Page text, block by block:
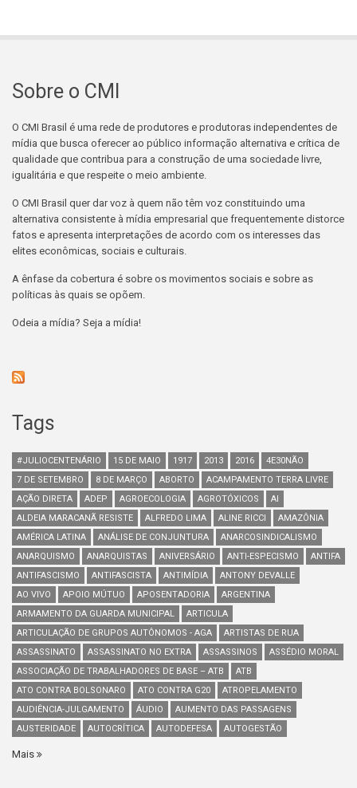
Sobre o CMI
O CMI Brasil é uma rede de produtores e produtoras independentes de
mídia que busca oferecer ao público informação alternativa e crítica de
qualidade que contribua para a construção de uma sociedade livre,
igualitária e que respeite o meio ambiente.
O CMI Brasil quer dar voz à quem não têm voz constituindo uma
alternativa consistente à mídia empresarial que frequentemente distorce
fatos e apresenta interpretações de acordo com os interesses das
elites econômicas, sociais e culturais.
A ênfase da cobertura é sobre os movimentos sociais e sobre as
políticas às quais se opõem.
Odeia a mídia? Seja a mídia!
Tags
#JULIOCENTENÁRIO 15 DE MAIO 1917 2013 2016
4E30NÃO
7 DE SETEMBRO
8 DE MARÇO ABORTO
ACAMPAMENTO TERRA LIVRE
AÇÃO DIRETA
ADEP AGROECOLOGIA AGROTÓXICOS
AI
ALDEIA MARACANÃ RESISTE
ALFREDO LIMA ALINE RICCI
AMAZÔNIA
AMÉRICA LATINA
ANÁLISE DE CONJUNTURA
ANARCOSINDICALISMO
ANARQUISMO
ANARQUISTAS ANIVERSÁRIO ANTI-ESPECISMO
ANTIFA
ANTIFASCISMO
ANTIFASCISTA ANTIMÍDIA
ANTONY DEVALLE
AO VIVO
APOIO MÚTUO APOSENTADORIA
ARGENTINA
ARMAMENTO DA GUARDA MUNICIPAL
ARTICULA
ARTICULAÇÃO DE GRUPOS AUTÔNOMOS - AGA
ARTISTAS DE RUA
ASSASSINATO
ASSASSINATO NO EXTRA ASSASSINOS
ASSÉDIO MORAL
ASSOCIAÇÃO DE TRABALHADORES DE BASE – ATB
ATB
ATO CONTRA BOLSONARO
ATO CONTRA G20
ATROPELAMENTO
AUDIÊNCIA-JULGAMENTO
ÁUDIO
AUMENTO DAS PASSAGENS
AUSTERIDADE
AUTOCRÍTICA AUTODEFESA AUTOGESTÃO
Mais